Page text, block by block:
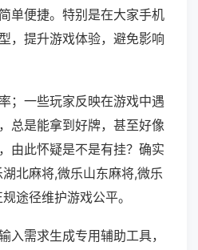
单便捷。特别是在大家手机
，提升游戏体验，避免影响
；一些玩家反映在游戏中遇
总是能拿到好牌，甚至好像
由此怀疑是不是有挂？确实
北麻将,微乐山东麻将,微乐
途径维护游戏公平。
入需求生成专用辅助工具，